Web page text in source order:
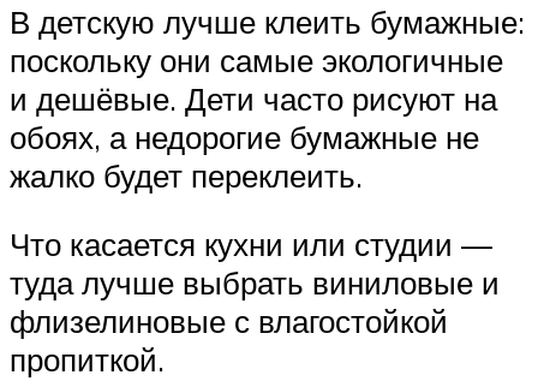
В детскую лучше клеить бумажные:
поскольку они самые экологичные
и дешёвые. Дети часто рисуют на
обоях, а недорогие бумажные не
жалко будет переклеить.
Что касается кухни или студии —
туда лучше выбрать виниловые и
флизелиновые с влагостойкой
пропиткой.